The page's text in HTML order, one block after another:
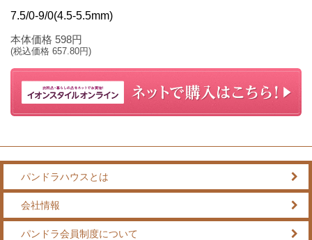
7.5/0-9/0(4.5‐5.5mm)
本体価格 598円
(税込価格 657.80円)
パンドラハウスとは
会社情報
パンドラ会員制度について